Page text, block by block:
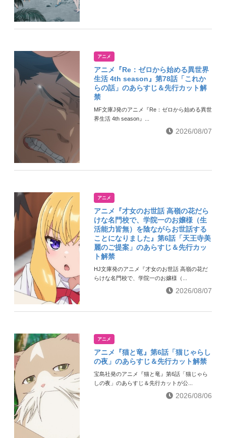
アニメ
アニメ『Re：ゼロから始める異世界
生活 4th season』第78話「これか
らの話」のあらすじ＆先行カット解
禁
MF文庫J発のアニメ『Re：ゼロから始める異世
界生活 4th season』...
2026/08/07
アニメ
アニメ『才女のお世話 高嶺の花だら
けな名門校で、学院一のお嬢様（生
活能力皆無）を陰ながらお世話する
ことになりました』第6話「天王寺美
麗のご提案」のあらすじ＆先行カッ
ト解禁
HJ文庫発のアニメ『才女のお世話 高嶺の花だ
らけな名門校で、学院一のお嬢様（...
2026/08/07
アニメ
アニメ『猫と竜』第6話「猫じゃらし
の夜」のあらすじ＆先行カット解禁
宝島社発のアニメ『猫と竜』第6話「猫じゃら
しの夜」のあらすじ＆先行カットが公...
2026/08/06